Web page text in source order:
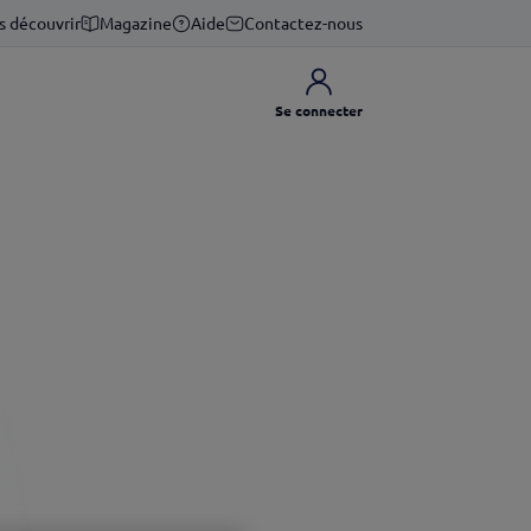
découvrir Magazine Aide Contactez-nous
Se connecter